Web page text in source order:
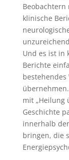
klinische
Und es ist in
Berichte
mit „Heilung
Geschichte
innerhalb
bringen, die